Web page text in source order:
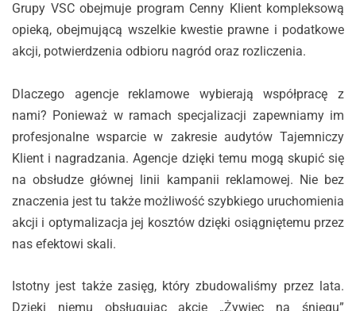
Grupy VSC obejmuje program Cenny Klient kompleksową
opieką, obejmującą wszelkie kwestie prawne i podatkowe
akcji, potwierdzenia odbioru nagród oraz rozliczenia.
Dlaczego agencje reklamowe wybierają współpracę z
nami? Ponieważ w ramach specjalizacji zapewniamy im
profesjonalne wsparcie w zakresie audytów Tajemniczy
Klient i nagradzania. Agencje dzięki temu mogą skupić się
na obsłudze głównej linii kampanii reklamowej. Nie bez
znaczenia jest tu także możliwość szybkiego uruchomienia
akcji i optymalizacja jej kosztów dzięki osiągniętemu przez
nas efektowi skali.
Istotny jest także zasięg, który zbudowaliśmy przez lata.
Dzięki niemu obsługując akcję „Żywiec na śniegu”